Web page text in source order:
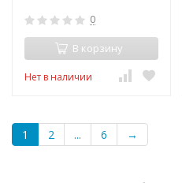
0
В корзину
Нет в наличии
1 2 ... 6 →